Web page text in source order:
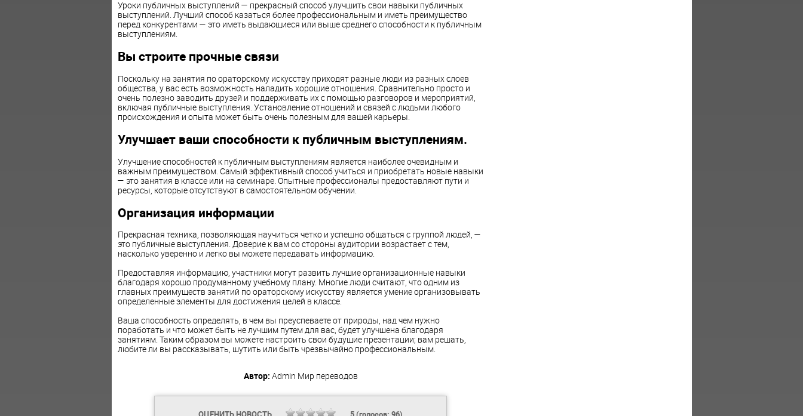
Уроки публичных выступлений — прекрасный способ улучшить свои навыки публичных
выступлений. Лучший способ казаться более профессиональным и иметь преимущество
перед конкурентами — это иметь выдающиеся или выше среднего способности к публичным
выступлениям.
Вы строите прочные связи
Поскольку на занятия по ораторскому искусству приходят разные люди из разных слоев
общества, у вас есть возможность наладить хорошие отношения. Сравнительно просто и
очень полезно заводить друзей и поддерживать их с помощью разговоров и мероприятий,
включая публичные выступления. Установление отношений и связей с людьми любого
происхождения и опыта может быть очень полезным для вашей карьеры.
Улучшает ваши способности к публичным выступлениям.
Улучшение способностей к публичным выступлениям является наиболее очевидным и
важным преимуществом. Самый эффективный способ учиться и приобретать новые навыки
— это занятия в классе или на семинаре. Опытные профессионалы предоставляют пути и
ресурсы, которые отсутствуют в самостоятельном обучении.
Организация информации
Прекрасная техника, позволяющая научиться четко и успешно общаться с группой людей, —
это публичные выступления. Доверие к вам со стороны аудитории возрастает с тем,
насколько уверенно и легко вы можете передавать информацию.
Предоставляя информацию, участники могут развить лучшие организационные навыки
благодаря хорошо продуманному учебному плану. Многие люди считают, что одним из
главных преимуществ занятий по ораторскому искусству является умение организовывать
определенные элементы для достижения целей в классе.
Ваша способность определять, в чем вы преуспеваете от природы, над чем нужно
поработать и что может быть не лучшим путем для вас, будет улучшена благодаря
занятиям. Таким образом вы можете настроить свои будущие презентации; вам решать,
любите ли вы рассказывать, шутить или быть чрезвычайно профессиональным.
Автор: Admin Мир переводов